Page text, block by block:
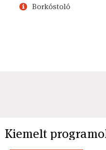
Borkóstoló
Kiemelt